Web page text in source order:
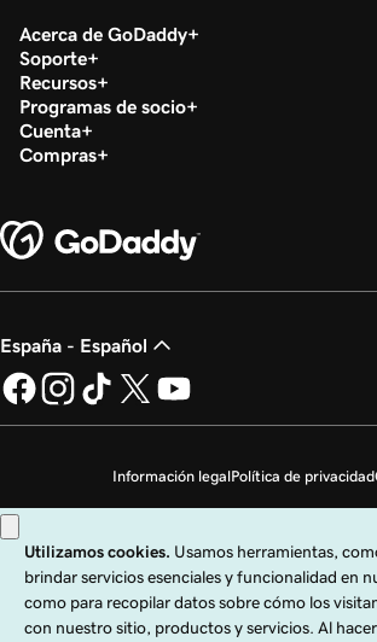
Acerca de GoDaddy
Soporte
Recursos
Programas de socio
Cuenta
Compras
España - Español
Información legalPolítica de privacidad
Copyright © 1999 - 2026 GoDaddy Operating
registrada de GoDaddy Operating Company, LLC en
El logo "GO" es una marca registrada de